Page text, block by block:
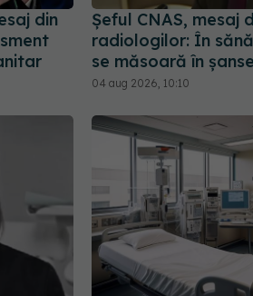
din
Șeful CNAS, mesaj
radiologilor: În
se măsoară în
04 aug 2026, 10:10